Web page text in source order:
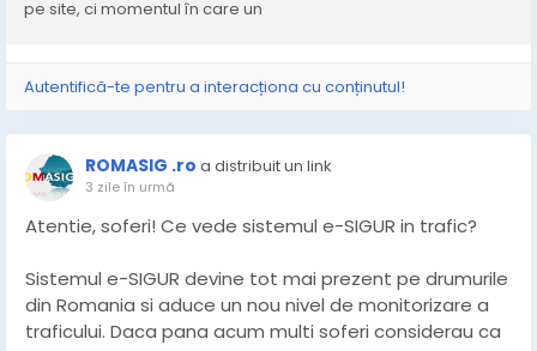
suprasolicitați, blocaje pe anumite rute sau zone.
vrea-sa-se-mute-online-vezi-ce-pasi-trebuie-sa-
pe site, ci momentul în care un
Autentifică-te pentru a interacționa cu conținutul!
ROMASIG .ro a distribuit un link
3 zile în urmă
Atentie, soferi! Ce vede sistemul e-SIGUR in trafic?
Sistemul e-SIGUR devine tot mai prezent pe drumurile
din Romania si aduce un nou nivel de monitorizare a
traficului. Daca pana acum multi soferi considerau ca